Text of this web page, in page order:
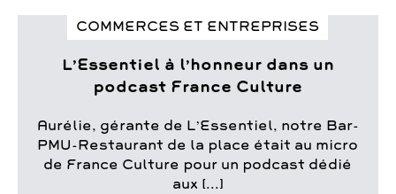
COMMERCES ET ENTREPRISES
L’Essentiel à l’honneur dans un
podcast France Culture
Aurélie, gérante de L’Essentiel, notre Bar-
PMU-Restaurant de la place était au micro
de France Culture pour un podcast dédié
aux [...]